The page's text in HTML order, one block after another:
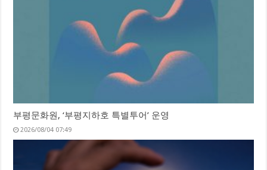
부평문화원, ‘부평지하호 특별투어’ 운영
2026/08/04 07:49